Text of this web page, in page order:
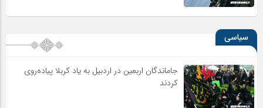
سیاسی
جاماندگان اربعین در اردبیل به یاد کربلا پیاده‌روی
کردند